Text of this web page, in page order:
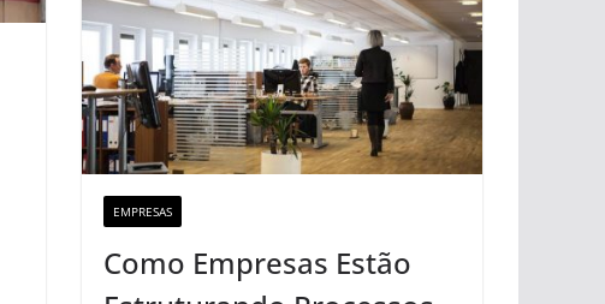
EMPRESAS
Como Empresas Estão